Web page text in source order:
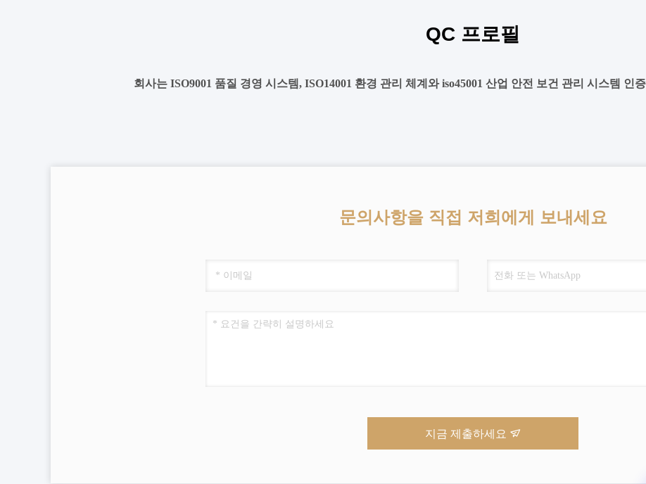
QC 프로필
회사는 ISO9001 품질 경영 시스템, ISO14001 환경 관리 체계와 iso45001 산업 안전 보건 관리 시스템 인
문의사항을 직접 저희에게 보내세요
지금 제출하세요